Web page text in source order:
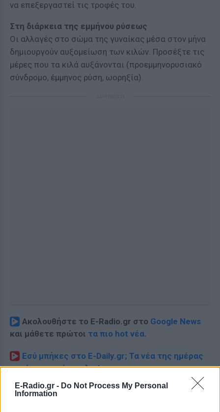
E-Radio.gr - Do Not Process My Personal
Information
να επεξεργαστεί τις τροφές του.
Στη διάρκεια της εμμήνου ρύσεως
Οι αλλαγές στο σώμα της γυναίκας μέσα στον μήνα
δημιουργούν αυξομείωση των κιλών. Προσέξτε τις
μέρες που τα κιλά αυξάνονται (προεμμηνορυσιακό
σύνδρομο, έμμηνος ρύση, ωορηξία).
Ακολουθήστε το E-Radio.gr στο Google News
και μάθετε πρώτοι τα πιο hot νέα.
Εσύ μπήκες στο E-Daily.gr; Τα νέα της ημέρας
και ότι σου κάνει κλικ!
Ακολουθήστε το E-Radio.gr και στο Instagram